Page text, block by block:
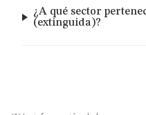
¿A qué sector
(extinguida)?